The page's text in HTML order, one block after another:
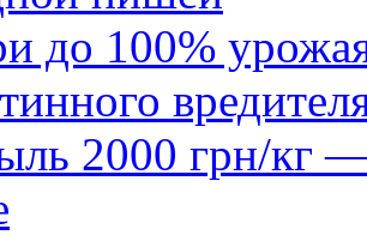
до 100%
2000 грн/кг —